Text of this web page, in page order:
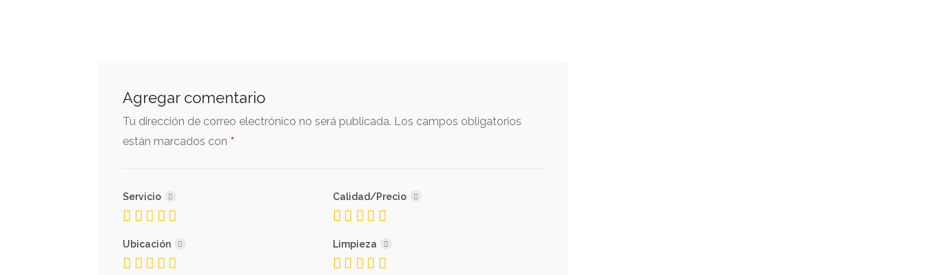
Agregar comentario
Tu dirección de correo electrónico no será publicada. Los campos obligatorios
están marcados con *
Servicio Calidad/Precio
Ubicación Limpieza